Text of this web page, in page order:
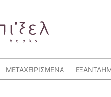
ΜΕΤΑΧΕΙΡΙΣΜΕΝΑ